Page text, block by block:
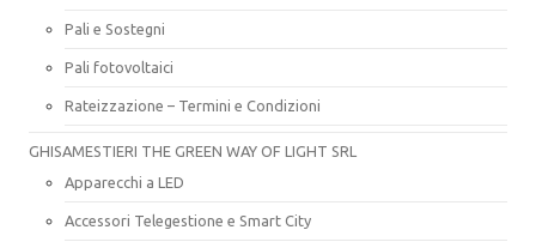
Pali e Sostegni
Pali fotovoltaici
Rateizzazione – Termini e Condizioni
GHISAMESTIERI THE GREEN WAY OF LIGHT SRL
Apparecchi a LED
Accessori Telegestione e Smart City